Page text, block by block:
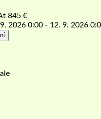
845 €
2026 0:00 - 12. 9. 2026